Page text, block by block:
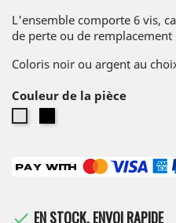
L'ensemble comporte 6 vis,
de perte ou de remplacement
Coloris noir ou argent au
Couleur de la pièce
 EN STOCK, ENVOI RAPIDE